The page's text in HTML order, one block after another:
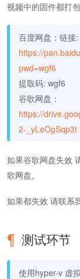
视频中的固件都打
百度网盘：链接:
https://
pwd=wgf6
提取码: wgf6
谷歌网盘：
https://
2-_yLeOgSqp3t
如果谷歌网盘失效
歌网盘。
如果都失效 请联系
测试环节
使用hyper-v 虚